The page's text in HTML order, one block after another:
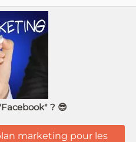
? 😎
marketing pour les